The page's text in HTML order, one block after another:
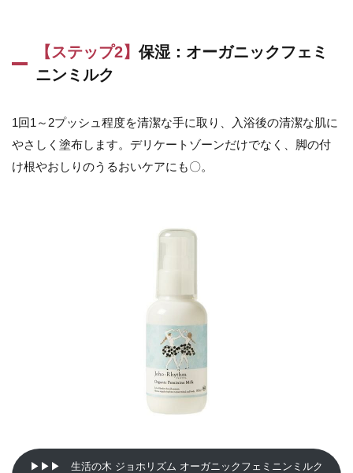
【ステップ2】 保湿：オーガニックフェミ
ニンミルク
1回1～2プッシュ程度を清潔な手に取り、入浴後の清潔な肌に
やさしく塗布します。デリケートゾーンだけでなく、脚の付
け根やおしりのうるおいケアにも〇。
▶▶▶ 生活の木 ジョホリズム オーガニックフェミニンミルク